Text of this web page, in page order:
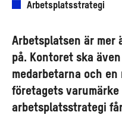
Arbetsplatsstrategi
Arbetsplatsen är mer
på. Kontoret ska
medarbetarna och
företagets
arbetsplatsstrategi